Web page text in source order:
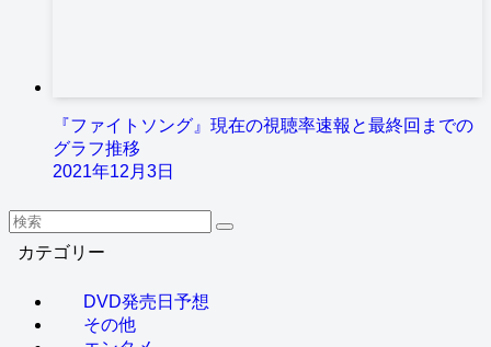
『ファイトソング』現在の視聴率速報と最終回までの
グラフ推移
2021年12月3日
カテゴリー
DVD発売日予想
その他